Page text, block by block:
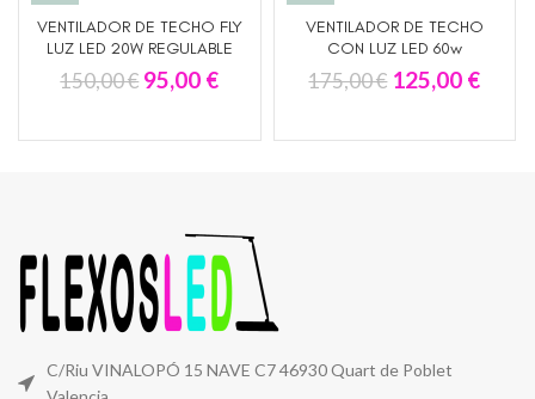
VENTILADOR DE TECHO FLY
LUZ LED 20W REGULABLE
BLANCO CAÑAMO MOTOR
DC CON MANDO A
150,00€ 95,00 €
VENTILADOR DE TECHO
CON LUZ LED 60w
REGULABLE INTENSIDAD,
BLANCO PLATA, SILENCIOSO
175,00€ 125,00 €
C/Riu VINALOPÓ 15 NAVE C7 46930 Quart de Poblet